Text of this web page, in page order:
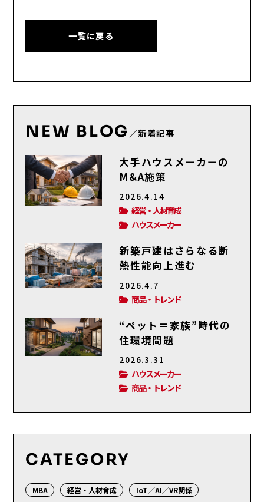
一覧に戻る
NEW BLOG ／新着記事
大手ハウスメーカーの
M&A施策
2026.4.14
経営・人材育成
ハウスメーカー
新築戸建はさらなる断
熱性能向上進む
2026.4.7
商品・トレンド
“ペット＝家族”時代の
住環境問題
2026.3.31
ハウスメーカー
商品・トレンド
CATEGORY
MBA 経営・人材育成
IoT／AI／VR関係